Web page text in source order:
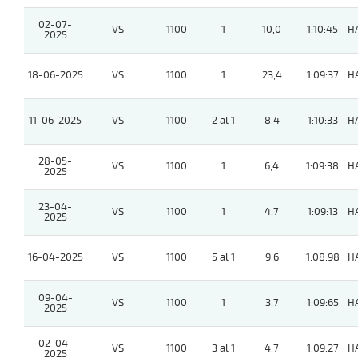
02-07-
2025
VS 1100 1 10,0 1:10:45
18-06-2025 VS 1100 1 23,4 1:09:37
11-06-2025 VS 1100 2 al 1 8,4 1:10:33
28-05-
2025
VS 1100 1 6,4 1:09:38
23-04-
2025
VS 1100 1 4,7 1:09:13
16-04-2025 VS 1100 5 al 1 9,6 1:08:98
09-04-
2025
VS 1100 1 3,7 1:09:65
02-04-
2025
VS 1100 3 al 1 4,7 1:09:27